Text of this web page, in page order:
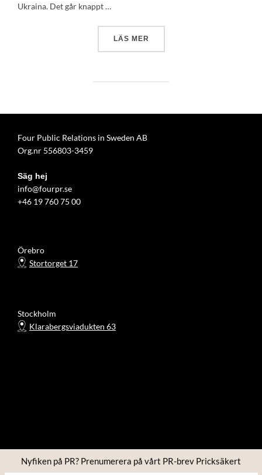
Ukraina. Det går knappt …
LÄS MER
Four Public Relations in Sweden AB
Org.nr 556803-3459
Säg hej
info@fourpr.se
+46 19 760 75 00
Örebro
Stortorget 17
Stockholm
Klarabergsviadukten 63
Nyfiken på PR? Prenumerera på vårt PR-brev Pricksäkert